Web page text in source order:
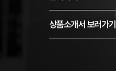
상품소개서 보러가기